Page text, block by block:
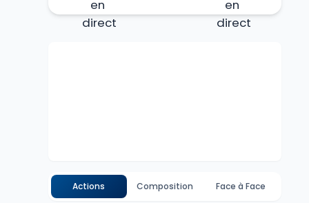
Actions Composition Face à Face